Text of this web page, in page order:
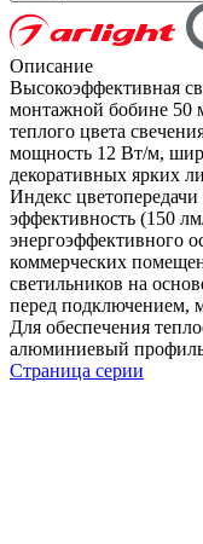
Описание
Высокоэффективная
монтажной бобине 50
теплого цвета
мощность 12 Вт/м,
декоративных ярких
Индекс
эффективность (150
энергоэффективного
коммерческих
светильников на
перед подключением,
Для обеспечения
алюминиевый
Страница серии